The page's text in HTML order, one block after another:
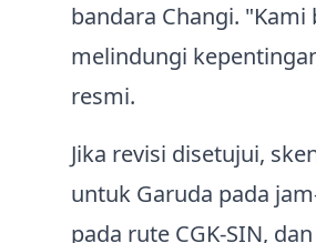
bandara Changi.
melindungi
resmi.
Jika revisi disetujui,
untuk Garuda pada
pada rute CGK‑SIN,